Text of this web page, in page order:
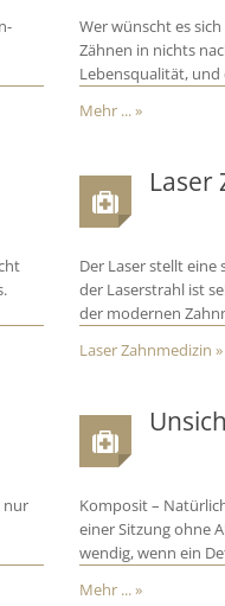
Wer wünscht es
Zähnen in nichts
Lebensqualität, und
Mehr ... »
Laser
Der Laser stellt
der Laserstrahl ist
der modernen
Laser Zahnmedizin »
nur
Komposit –
einer Sitzung ohne
wendig, wenn ein
Mehr ... »